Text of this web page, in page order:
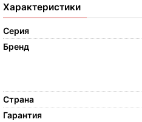
Характеристики
Серия
Бренд
Страна
Гарантия